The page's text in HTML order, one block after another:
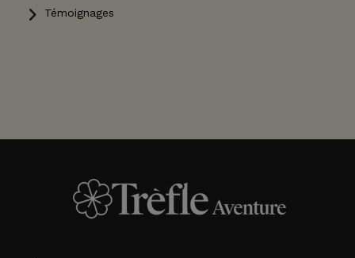
Témoignages